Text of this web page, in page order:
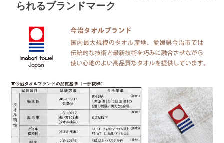
られるブランドマーク